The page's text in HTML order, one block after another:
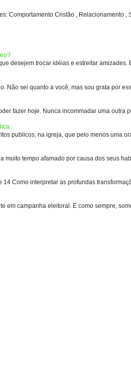
Comportamento Cristão , Relacionamento ,
desejem trocar idéias e estreitar amizades.
Não sei quanto a você, mas sou grata por
fazer hoje. Nunca incommadar uma outra
publicos, na igreja, que pelo menos uma
muito tempo afamado por causa dos seus
14 Como interpretar as profundas
em campanha eleitoral. E como sempre,